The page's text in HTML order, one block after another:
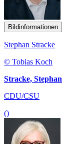
Bildinformationen
Stephan Stracke
© Tobias Koch
Stracke, Stephan
CDU/CSU
()